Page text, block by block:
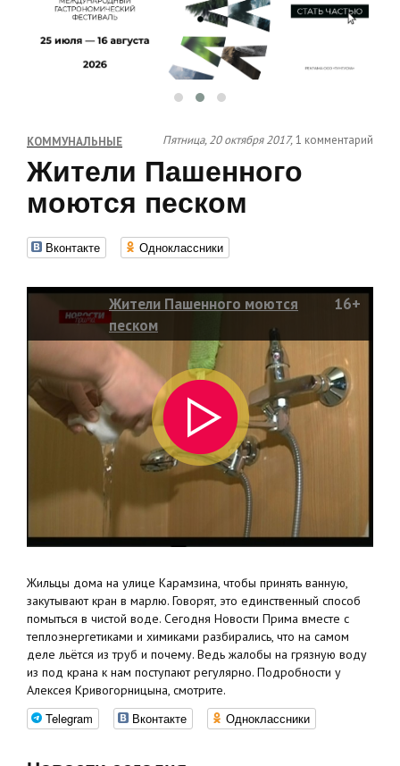
КОММУНАЛЬНЫЕ Пятница, 20 октября 2017,1 комментарий
Жители Пашенного
моются песком
Вконтакте Одноклассники
Жители Пашенного моются
песком
16+
Жильцы дома на улице Карамзина, чтобы принять ванную,
закутывают кран в марлю. Говорят, это единственный способ
помыться в чистой воде. Сегодня Новости Прима вместе с
теплоэнергетиками и химиками разбирались, что на самом
деле льётся из труб и почему. Ведь жалобы на грязную воду
из под крана к нам поступают регулярно. Подробности у
Алексея Кривогорницына, смотрите.
Telegram Вконтакте Одноклассники